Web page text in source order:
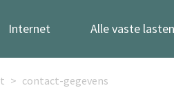
Internet Alle vaste lasten
contact-gegevens